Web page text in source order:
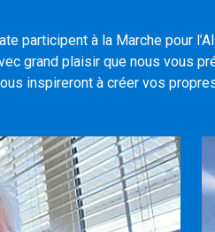
participent à la Marche pour
grand plaisir que nous vous
inspireront à créer vos